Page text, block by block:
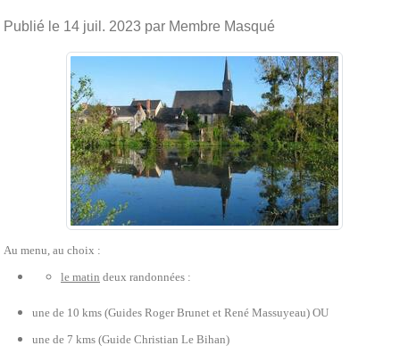
Publié le 14 juil. 2023 par Membre Masqué
Au menu, au choix :
le matin deux randonnées :
une de 10 kms (Guides Roger Brunet et René Massuyeau) OU
une de 7 kms (Guide Christian Le Bihan)